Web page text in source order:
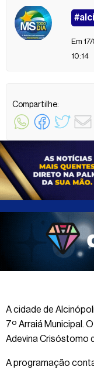
Em
10:14
Compartilhe:
A cidade de
7º Arraiá Municipal.
Adevina Crisóstomo
A programação